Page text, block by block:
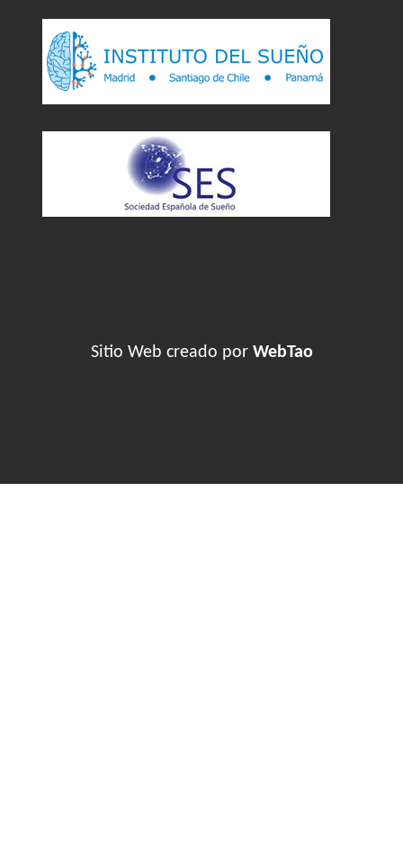
Sitio Web creado por WebTao